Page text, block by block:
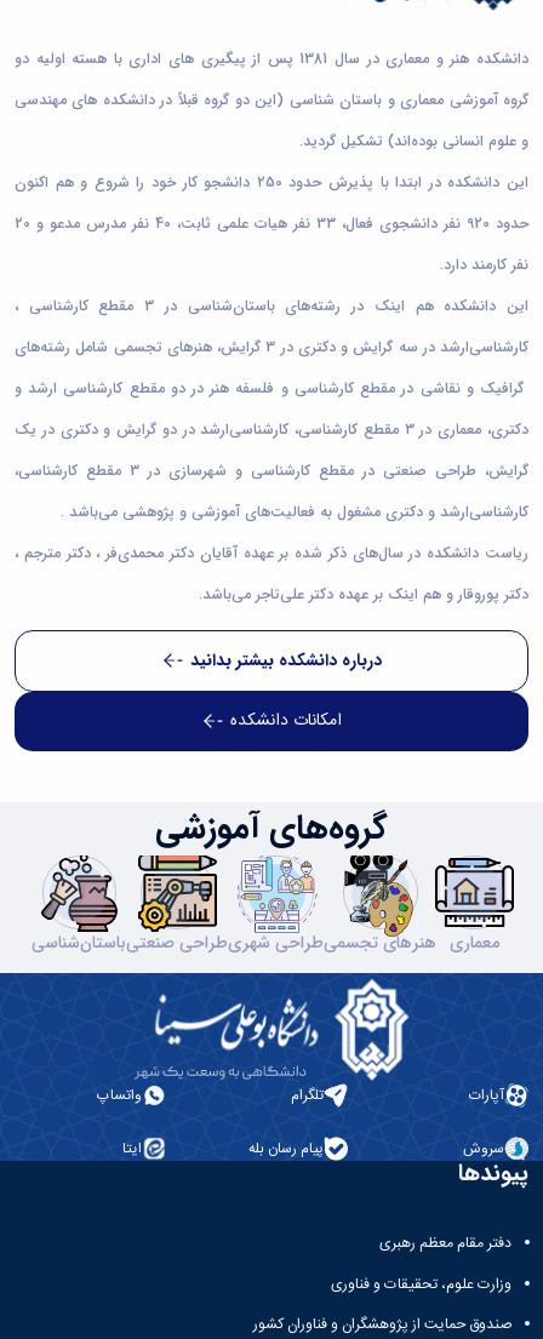
دانشکده هنر و معماری در سال 1381 پس از پیگیری های اداری با هسته اولیه دو
گروه آموزشی معماری و باستان شناسی (این دو گروه قبلاً در دانشکده های مهندسی
و علوم انسانی بوده‌اند) تشکیل گردید.
این دانشکده در ابتدا با پذیرش حدود 250 دانشجو کار خود را شروع و هم اکنون
حدود 920 نفر دانشجوی فعال، 33 نفر هیات علمی ثابت، 40 نفر مدرس مدعو و 20
نفر کارمند دارد.
این دانشکده هم اینک در رشته‌های باستان‌شناسی در 3 مقطع کارشناسی ،
کارشناسی‌ارشد در سه گرایش و دکتری در 3 گرایش، هنرهای تجسمی شامل رشته‌های
گرافیک و نقاشی در مقطع کارشناسی و فلسفه هنر در دو مقطع کارشناسی ارشد و
دکتری، معماری در 3 مقطع کارشناسی، کارشناسی‌ارشد در دو گرایش و دکتری در یک
گرایش، طراحی صنعتی در مقطع کارشناسی و شهرسازی در 3 مقطع کارشناسی،
کارشناسی‌ارشد و دکتری مشغول به فعالیت‌های آموزشی و پژوهشی می‌باشد .
ریاست دانشکده در سال‌های ذکر شده بر عهده آقایان دکتر محمدی‌فر ، دکتر مترجم ،
دکتر پوروقار و هم اینک بر عهده دکتر علی‌تاجر می‌باشد.
درباره دانشکده بیشتر بدانید
امکانات دانشکده
گروه‌های آموزشی
معماری هنرهای تجسمیطراحی شهریطراحی صنعتیباستان‌شناسی
آپارات تلگرام واتساپ
سروش پیام رسان بله ایتا
پیوندها
دفتر مقام معظم رهبری
وزارت علوم، تحقیقات و فناوری
صندوق حمایت از پژوهشگران و فناوران کشور